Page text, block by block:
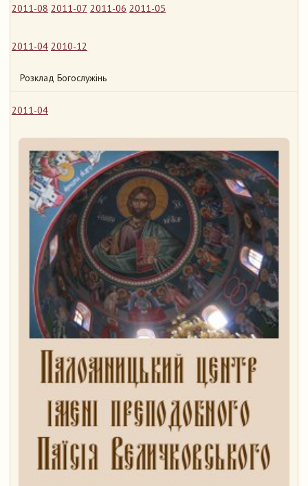
2011-08 2011-07 2011-06 2011-05
2011-04 2010-12
Розклад Богослужінь
2011-04